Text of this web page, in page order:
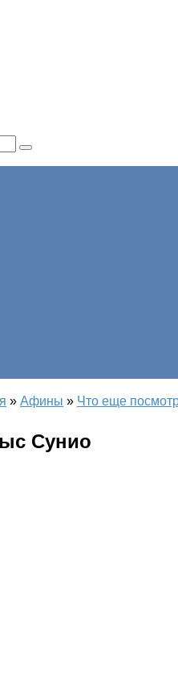
» Афины » Что еще
Сунио